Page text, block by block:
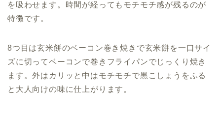
を吸わせます。時間が経ってもモチモチ感が残るのが
特徴です。
8つ目は玄米餅のベーコン巻き焼きで玄米餅を一口サイ
ズに切ってベーコンで巻きフライパンでじっくり焼き
ます。外はカリッと中はモチモチで黒こしょうをふる
と大人向けの味に仕上がります。